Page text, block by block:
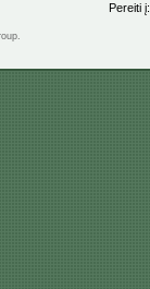
Pereiti į: